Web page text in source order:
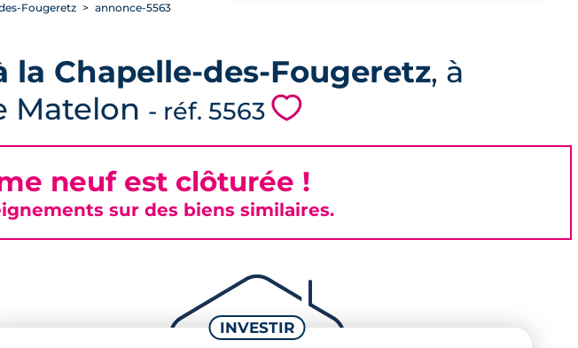
Fougeretz annonce-5563
la Chapelle-des-Fougeretz, à
Matelon - réf. 5563 💗
neuf est clôturée !
sur des biens similaires.